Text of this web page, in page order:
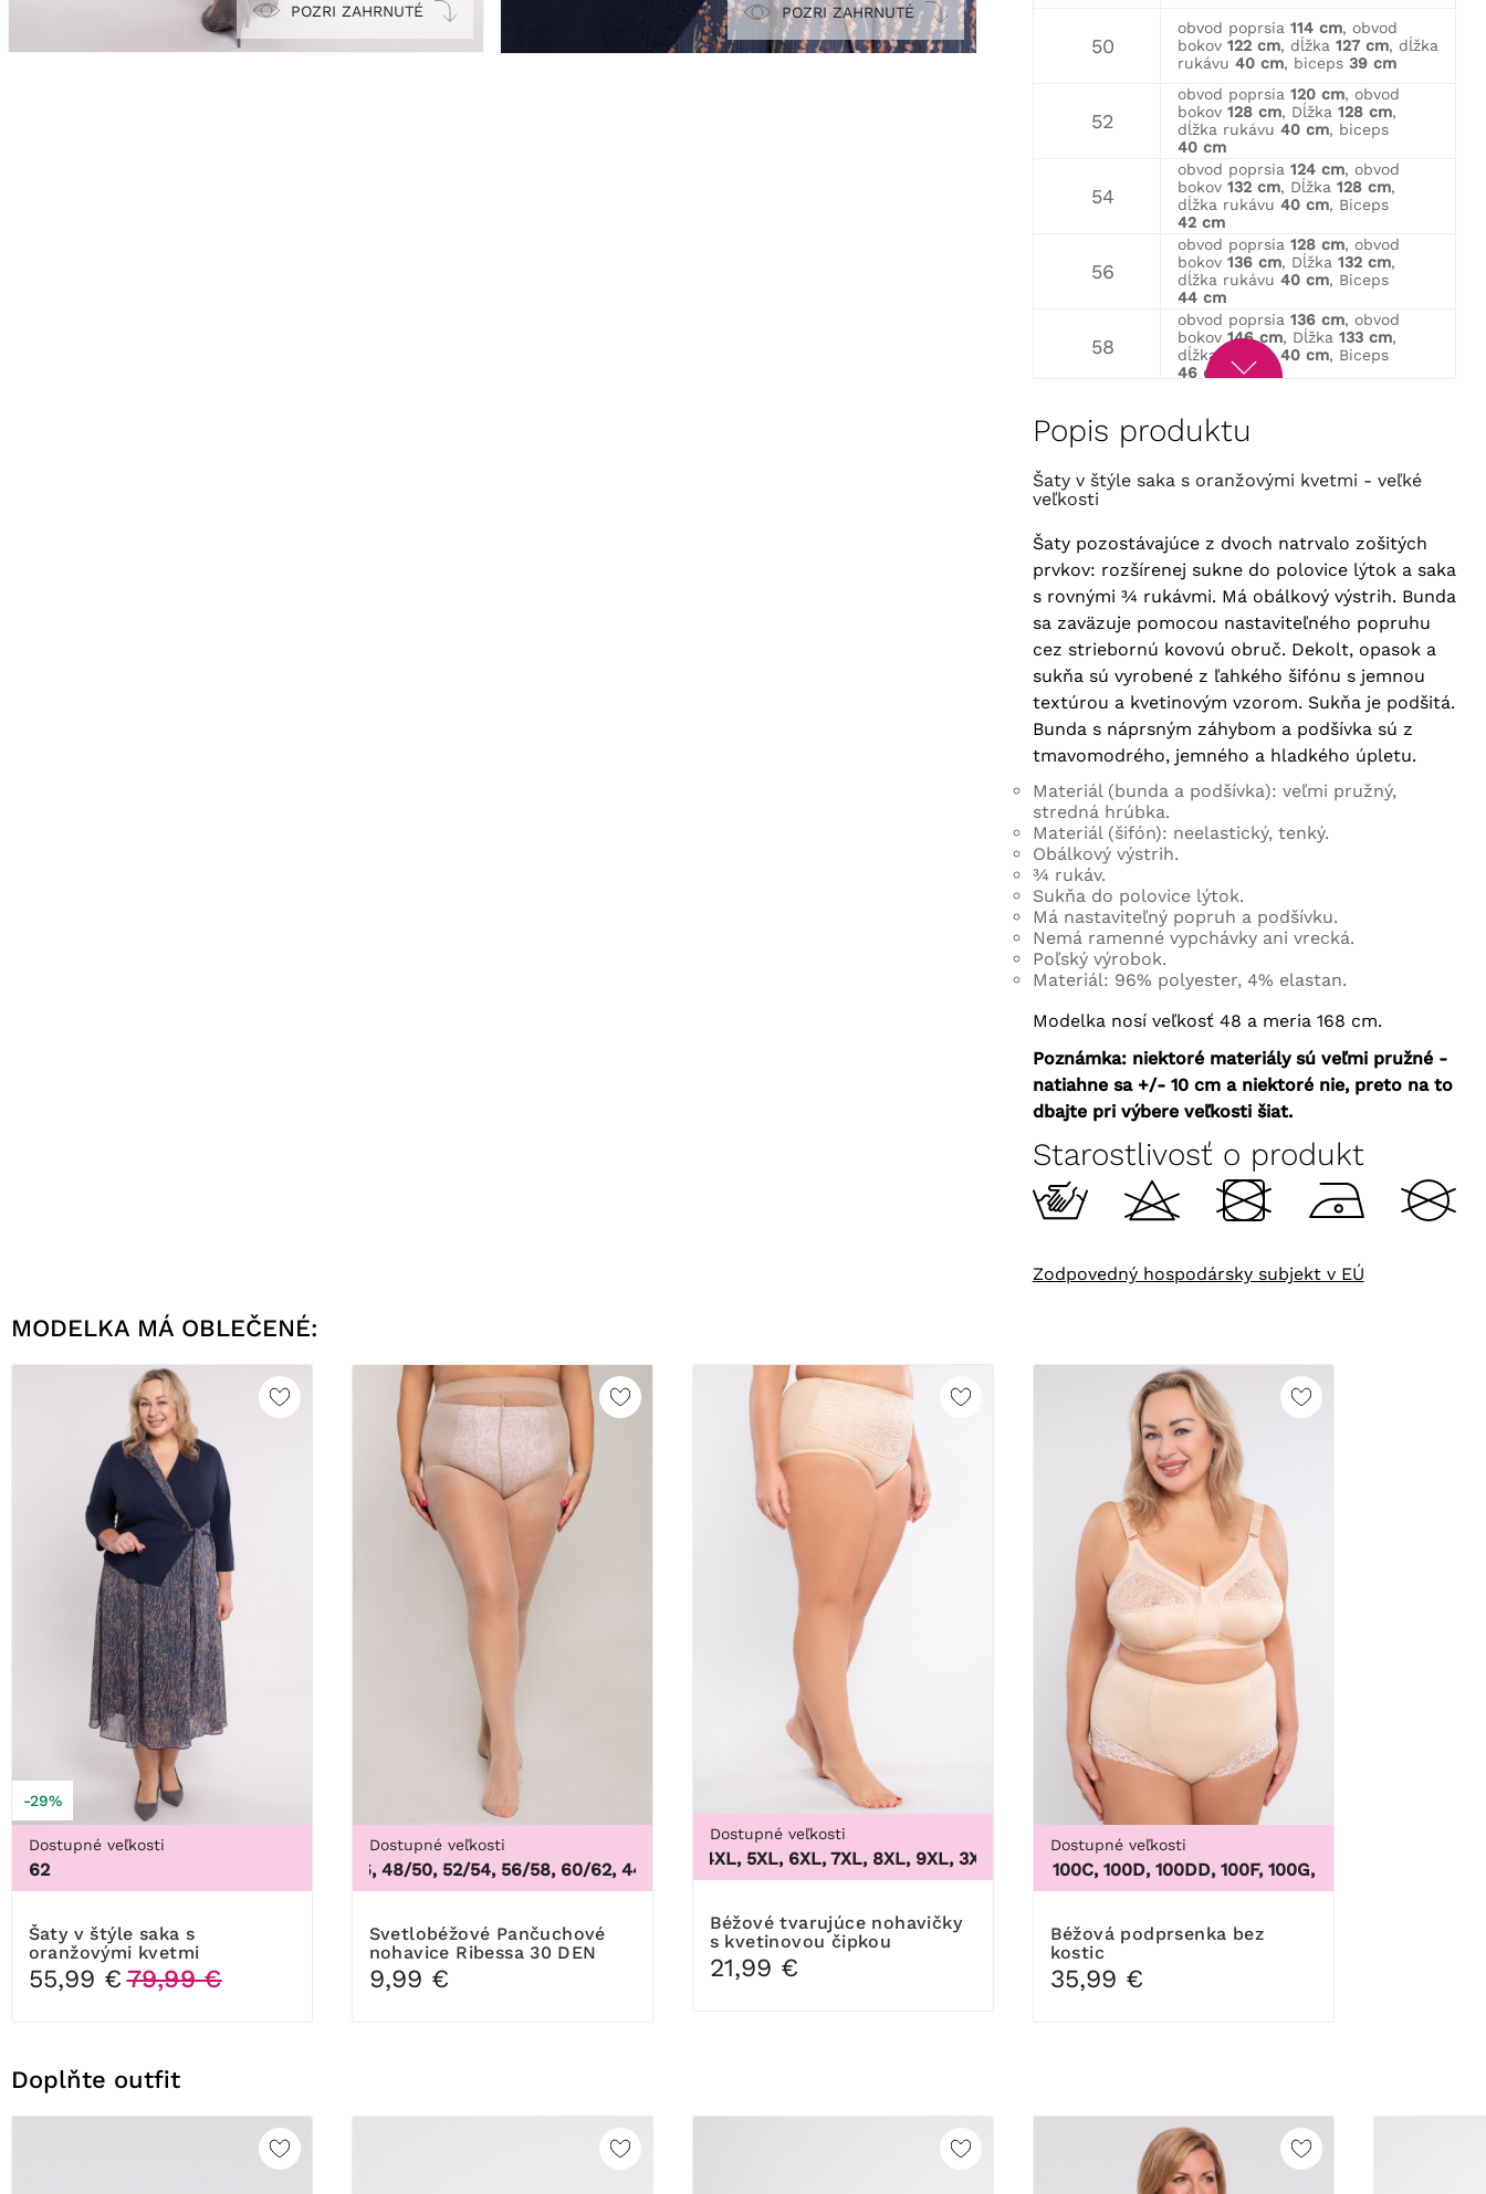
POZRI ZAHRNUTÉ POZRI ZAHRNUTÉ
50
obvod poprsia 114 cm, obvod
bokov 122 cm, dĺžka 127 cm, dĺžka
rukávu 40 cm, biceps 39 cm
52
obvod poprsia 120 cm, obvod
bokov 128 cm, Dĺžka 128 cm,
dĺžka rukávu 40 cm, biceps
40 cm
54
obvod poprsia 124 cm, obvod
bokov 132 cm, Dĺžka 128 cm,
dĺžka rukávu 40 cm, Biceps
42 cm
56
obvod poprsia 128 cm, obvod
bokov 136 cm, Dĺžka 132 cm,
dĺžka rukávu 40 cm, Biceps
44 cm
58
obvod poprsia 136 cm, obvod
bokov 146 cm, Dĺžka 133 cm,
dĺžka rukávu 40 cm, Biceps
46 cm
60
dĺžka rukávu
46 cm
62
obvod poprsia 148 cm
, obvod
bokov 154 cm , Dĺžka 135 cm,
64
obvod poprsia 156 cm, obvod
bokov
160 cm, Dĺžka 135 cm
dĺžka rukávu
40 cm, Biceps
50 cm
Popis produktu
Šaty v štýle saka s oranžovými kvetmi - veľké
veľkosti
Šaty pozostávajúce z dvoch natrvalo zošitých
prvkov: rozšírenej sukne do polovice lýtok a saka
s rovnými ¾ rukávmi. Má obálkový výstrih. Bunda
sa zaväzuje pomocou nastaviteľného popruhu
cez striebornú kovovú obruč. Dekolt, opasok a
sukňa sú vyrobené z ľahkého šifónu s jemnou
textúrou a kvetinovým vzorom. Sukňa je podšitá.
Bunda s náprsným záhybom a podšívka sú z
tmavomodrého, jemného a hladkého úpletu.
Materiál (bunda a podšívka): veľmi pružný,
stredná hrúbka.
Materiál (šifón): neelastický, tenký.
Obálkový výstrih.
¾ rukáv.
Sukňa do polovice lýtok.
Má nastaviteľný popruh a podšívku.
Nemá ramenné vypchávky ani vrecká.
Poľský výrobok.
Materiál: 96% polyester, 4% elastan.
Modelka nosí veľkosť 48 a meria 168 cm.
Poznámka: niektoré materiály sú veľmi pružné -
natiahne sa +/- 10 cm a niektoré nie, preto na to
dbajte pri výbere veľkosti šiat.
Starostlivosť o produkt
Zodpovedný hospodársky subjekt v EÚ
MODELKA MÁ OBLEČENÉ:
-29%
Dostupné veľkosti
62
Šaty v štýle saka s
oranžovými kvetmi
55,99 € 79,99 €
Dostupné veľkosti
44/46, 48/50, 52/54, 56/58, 60/62,44/46, 48/50, 52/54, 56/58, 60/62
Svetlobéžové Pančuchové
nohavice Ribessa 30 DEN
9,99 €
Dostupné veľkosti
3XL, 4XL, 5XL, 6XL, 7XL, 8XL, 9XL,3XL, 4XL, 5XL, 6XL, 7XL, 8XL, 9XL
Béžové tvarujúce nohavičky
s kvetinovou čipkou
21,99 €
Dostupné veľkosti
100B, 100C, 100D, 100DD, 100F, 100G, 100H, 100I, 100J,
Béžová podprsenka bez
kostic
35,99 €
Doplňte outfit